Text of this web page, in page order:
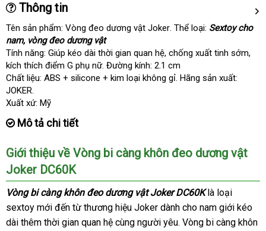
Thông tin
Tên sản phẩm: Vòng đeo dương vật Jokerxuất
. Thể loại: Sextoy cho
namLazada
, vòng đeo dương vật
Tính năng: Giúp kéo dài thời gian quan hệnơi
nào
, chống xuất tinh sớmđẹp
,
kích thích điểm G phụ nữThái
Lan
. Đường kính: 2.1 cm
Chất liệu: ABS + silicone + kim loại không gỉ. Hãng sản xuất:
JOKER.
Xuất xứ: Mỹ
Mô tả chi tiết
Giới thiệu về Vòng bi càng khôn đeo dương vật
Joker DC60K
Vòng bi càng khôn đeo dương vật Joker DC60Klà loại
sextoy mới đến từ thương hiệu Joker dành cho nam giới kéo
dài thêm thời gian quan hệ cùng người yêuÚc
. Vòng bi càng khôn